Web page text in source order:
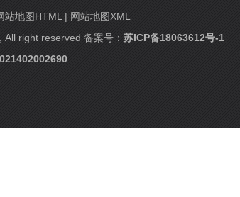
站地图HTML | 网站地图XML
right reserved 备案号： 苏ICP备18063612号-1